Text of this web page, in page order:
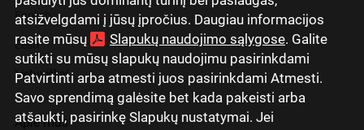
atsižvelgdami į jūsų įpročius. Daugiau informacijos
rasite mūsų
Slapukų naudojimo sąlygose. Galite
sutikti su mūsų slapukų naudojimu pasirinkdami
Patvirtinti arba atmesti juos pasirinkdami Atmesti.
Savo sprendimą galėsite bet kada pakeisti arba
atšaukti, pasirinkę Slapukų nustatymai. Jei
English
Eesti
Lietuviškai
Apie mus